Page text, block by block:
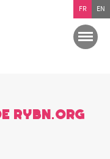
RYBN.ORG
FR EN